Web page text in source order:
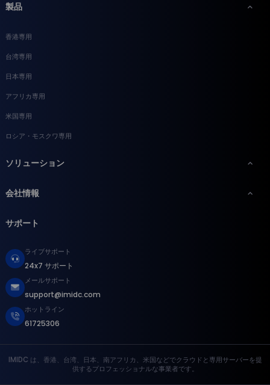
製品
香港専用
台湾専用
日本専用
アフリカ専用
米国専用
ロシア・モスクワ専用
ソリューション
会社情報
サポート
ライブサポート
24x7 サポート
メールサポート
support@imidc.com
ホットライン
61725306
IMIDC は、香港、台湾、日本、南アフリカ、米国などでクラウドと専用サーバーを提
供するプロフェッショナルな事業者です。